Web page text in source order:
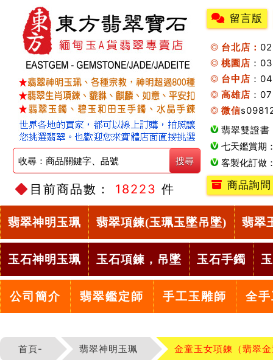
目前商品數： 18223 件
留言版
台北店：
桃園店 ：
台中店 ：
高雄店 ：
微信
翡翠雙證書
七天鑑賞期
客製化訂做
商品詢問
翡翠神明玉珮 翡翠項鍊(玉珮玉墜吊墜) 翡翠
玉石神明玉珮 玉石項鍊，吊墜 玉石手鐲
公司簡介 翡翠鑑定師 手工玉雕師 全
首頁- 翡翠神明玉珮 金童玉女項鍊（翡翠